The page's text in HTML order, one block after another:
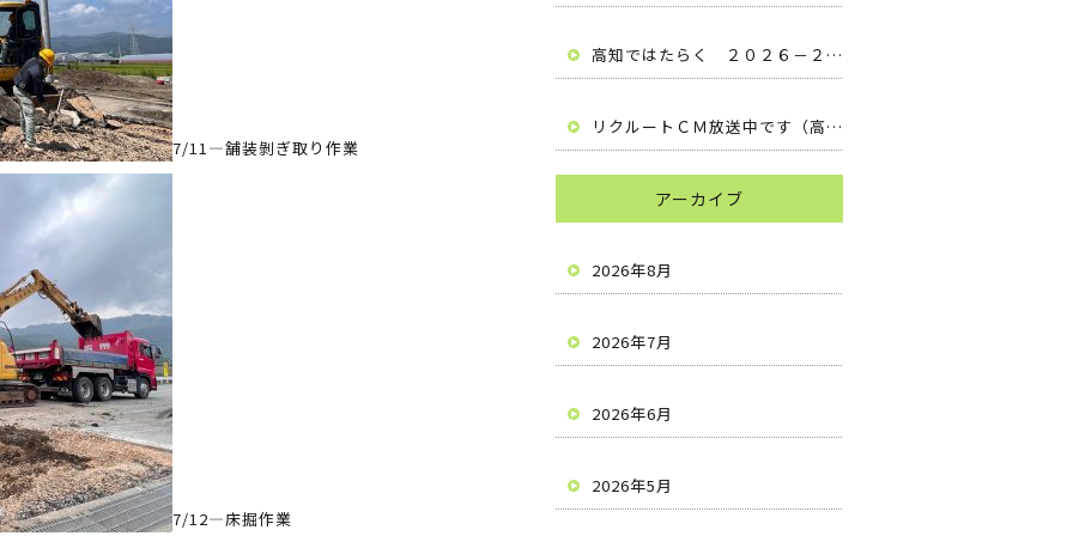
7/11—舗装剝ぎ取り作業
7/12—床掘作業
高知ではたらく ２０２６－２０２７ （高知県安芸市 有限会社梶原建設）
リクルートＣＭ放送中です（高知県安芸市 有限会社梶原建設）
アーカイブ
2026年8月
2026年7月
2026年6月
2026年5月